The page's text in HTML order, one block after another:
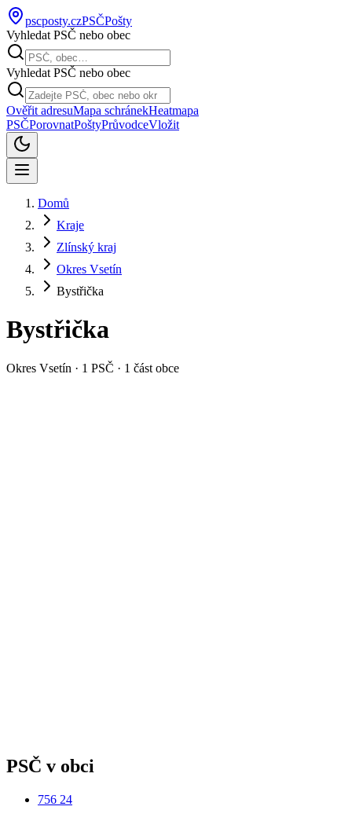
pscposty.czPSČPošty
Vyhledat PSČ nebo obec
Vyhledat PSČ nebo obec
Ověřit adresuMapa schránekHeatmapa
PSČPorovnatPoštyPrůvodceVložit
Domů
Kraje
Zlínský kraj
Okres Vsetín
Bystřička
Bystřička
Okres Vsetín · 1 PSČ · 1 část obce
PSČ v obci
756 24